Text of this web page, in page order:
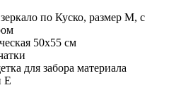
по Куско, размер М, с
50х55 см
для забора материала
Е